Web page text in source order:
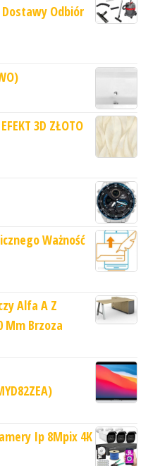
Odbiór
3D ZŁOTO
Ważność
Alfa A Z
Mm Brzoza
Ip 8Mpix 4K